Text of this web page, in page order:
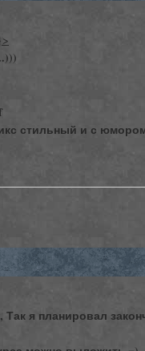
стильный и с
я планировал